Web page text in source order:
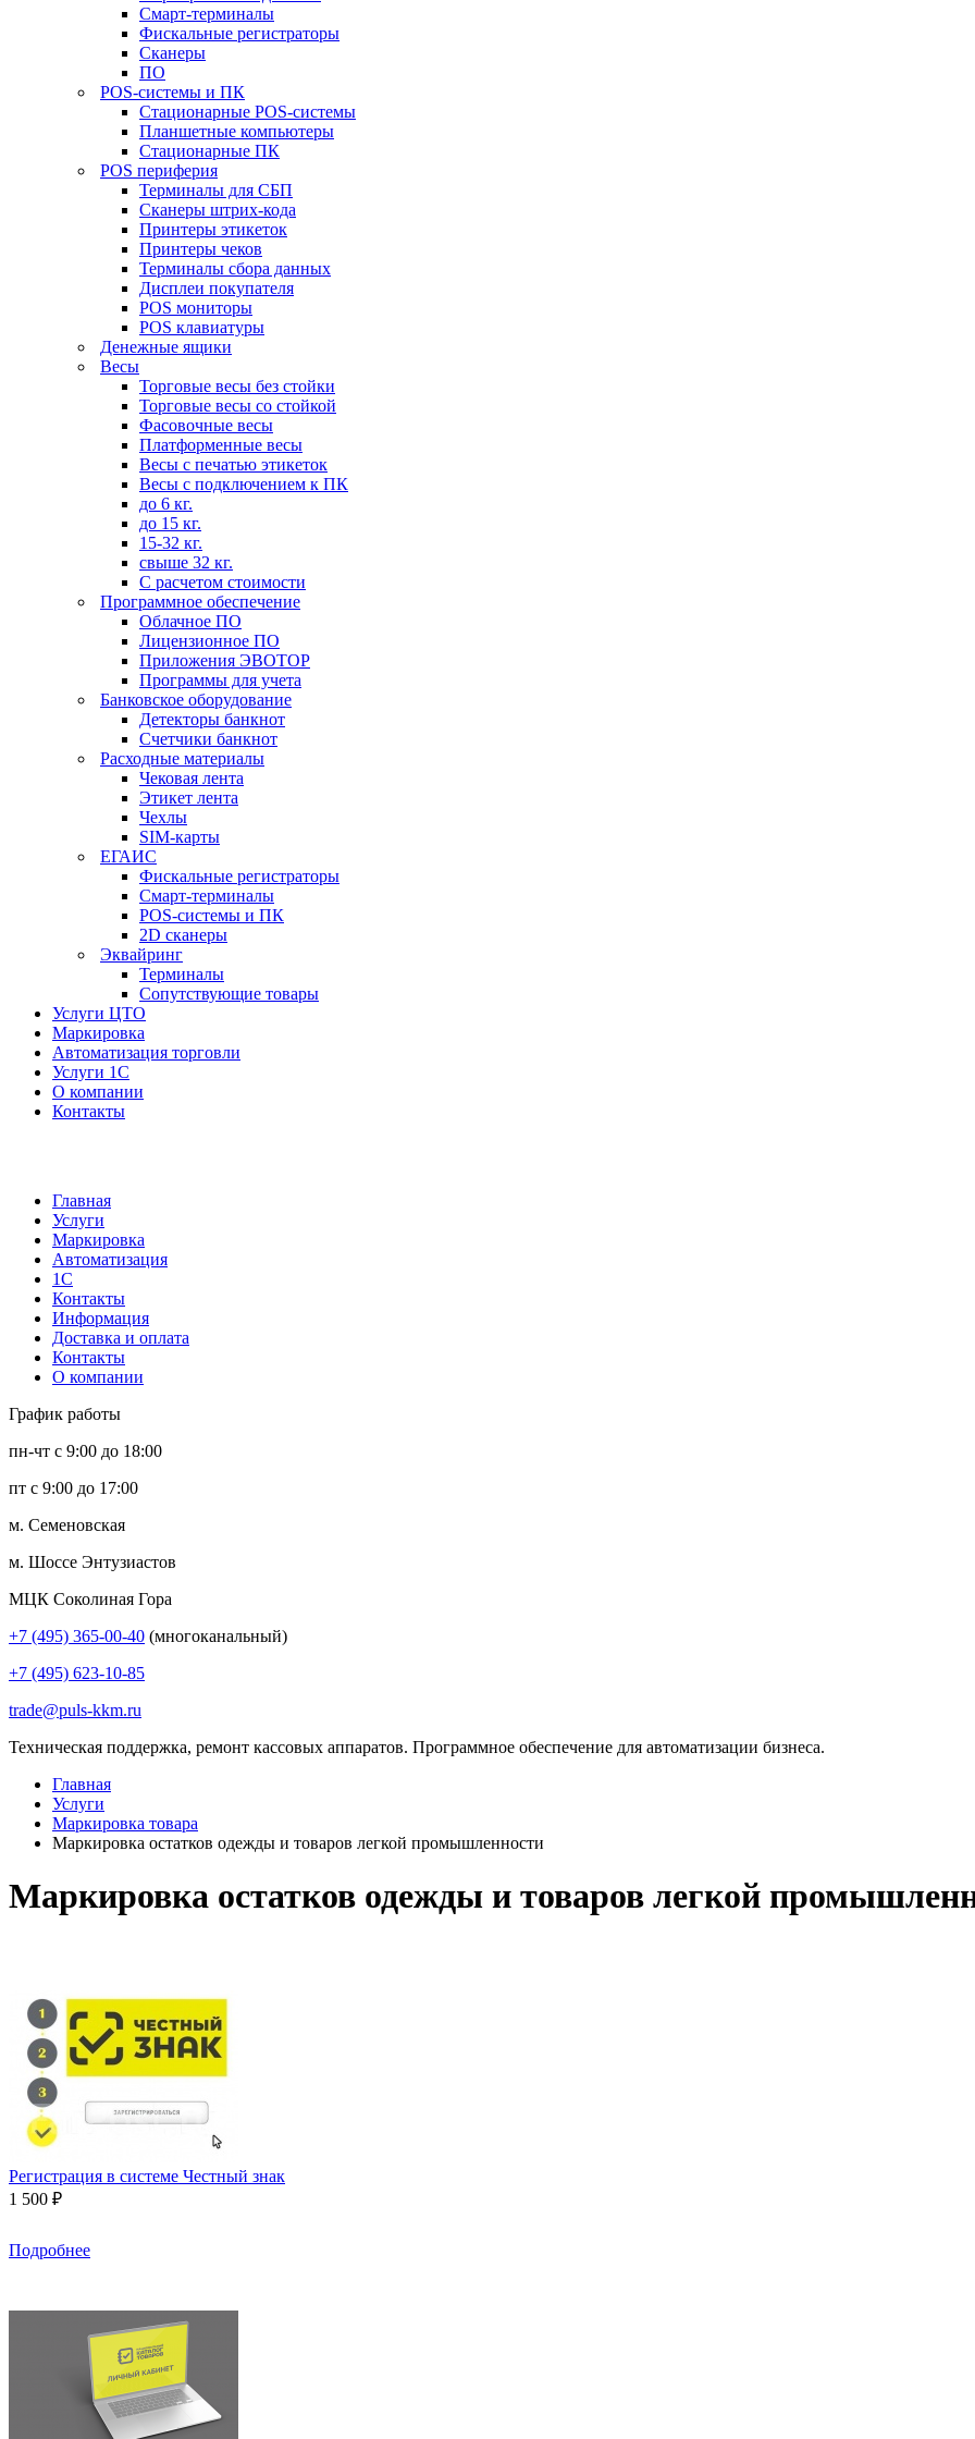
Смарт-терминалы
Фискальные регистраторы
Сканеры
ПО
POS-системы и ПК
Стационарные POS-системы
Планшетные компьютеры
Стационарные ПК
POS периферия
Терминалы для СБП
Сканеры штрих-кода
Принтеры этикеток
Принтеры чеков
Терминалы сбора данных
Дисплеи покупателя
POS мониторы
POS клавиатуры
Денежные ящики
Весы
Торговые весы без стойки
Торговые весы со стойкой
Фасовочные весы
Платформенные весы
Весы с печатью этикеток
Весы с подключением к ПК
до 6 кг.
до 15 кг.
15-32 кг.
свыше 32 кг.
С расчетом стоимости
Программное обеспечение
Облачное ПО
Лицензионное ПО
Приложения ЭВОТОР
Программы для учета
Банковское оборудование
Детекторы банкнот
Счетчики банкнот
Расходные материалы
Чековая лента
Этикет лента
Чехлы
SIM-карты
ЕГАИС
Фискальные регистраторы
Смарт-терминалы
POS-системы и ПК
2D сканеры
Эквайринг
Терминалы
Сопутствующие товары
Услуги ЦТО
Маркировка
Автоматизация торговли
Услуги 1С
О компании
Контакты
Главная
Услуги
Маркировка
Автоматизация
1С
Контакты
Информация
Доставка и оплата
Контакты
О компании
График работы
пн-чт с 9:00 до 18:00
пт с 9:00 до 17:00
м. Семеновская
м. Шоссе Энтузиастов
МЦК Соколиная Гора
+7 (495) 365-00-40 (многоканальный)
+7 (495) 623-10-85
trade@puls-kkm.ru
Техническая поддержка, ремонт кассовых аппаратов. Программное обеспечение для автоматизации бизнеса.
Главная
Услуги
Маркировка товара
Маркировка остатков одежды и товаров легкой промышленности
Маркировка остатков одежды и товаров легкой
Регистрация в системе Честный знак
1 500 ₽
Подробнее